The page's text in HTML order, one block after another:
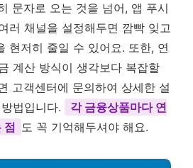
문자로 오는 것을 넘어, 앱 푸시
러 채널을 설정해두면 깜빡 잊고
현저히 줄일 수 있어요. 또한, 연
계산 방식이 생각보다 복잡할
고객센터에 문의하여 상세한 설
법입니다.
각 금융상품마다 연
점 도 꼭 기억해두셔야 해요.